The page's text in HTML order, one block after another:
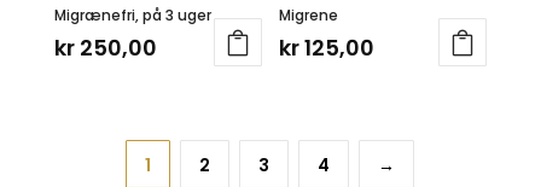
Migrænefri, på 3 uger
kr250,00
Migrene
kr125,00
1 2 3 4 →